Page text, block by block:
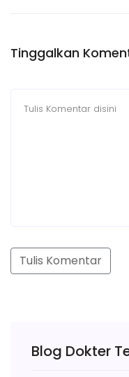
Tinggalkan
Tulis Komentar
Blog Dokter